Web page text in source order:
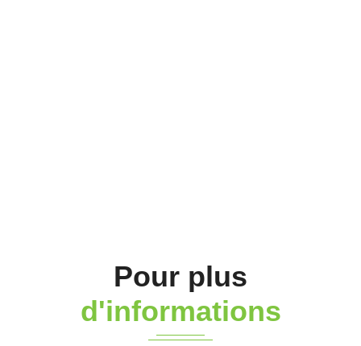
Pour plus
d'informations